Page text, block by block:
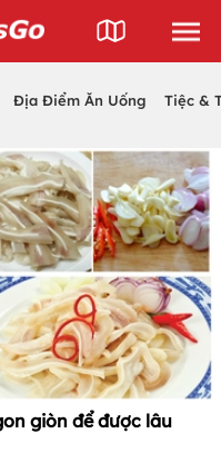
Địa Điểm Ăn Uống Tiệc &
giòn để được lâu